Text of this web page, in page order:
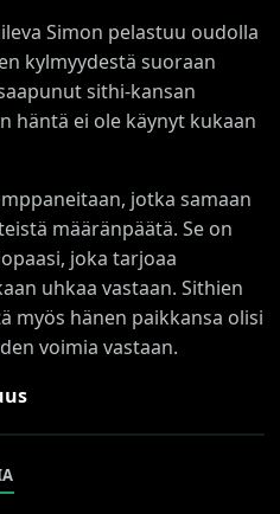
Simon pelastuu oudolla
kylmyydestä suoraan
sithi-kansan
häntä ei ole käynyt kukaan
jotka samaan
määränpäätä. Se on
joka tarjoaa
uhkaa vastaan. Sithien
myös hänen paikkansa olisi
voimia vastaan.